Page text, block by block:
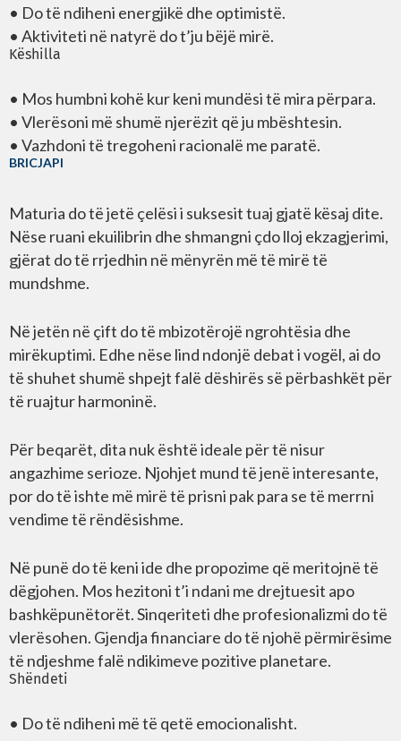
• Do të ndiheni energjikë dhe optimistë.
• Aktiviteti në natyrë do t’ju bëjë mirë.
Këshilla
• Mos humbni kohë kur keni mundësi të mira përpara.
• Vlerësoni më shumë njerëzit që ju mbështesin.
• Vazhdoni të tregoheni racionalë me paratë.
BRICJAPI
Maturia do të jetë çelësi i suksesit tuaj gjatë kësaj dite.
Nëse ruani ekuilibrin dhe shmangni çdo lloj ekzagjerimi,
gjërat do të rrjedhin në mënyrën më të mirë të
mundshme.
Në jetën në çift do të mbizotërojë ngrohtësia dhe
mirëkuptimi. Edhe nëse lind ndonjë debat i vogël, ai do
të shuhet shumë shpejt falë dëshirës së përbashkët për
të ruajtur harmoninë.
Për beqarët, dita nuk është ideale për të nisur
angazhime serioze. Njohjet mund të jenë interesante,
por do të ishte më mirë të prisni pak para se të merrni
vendime të rëndësishme.
Në punë do të keni ide dhe propozime që meritojnë të
dëgjohen. Mos hezitoni t’i ndani me drejtuesit apo
bashkëpunëtorët. Sinqeriteti dhe profesionalizmi do të
vlerësohen. Gjendja financiare do të njohë përmirësime
të ndjeshme falë ndikimeve pozitive planetare.
Shëndeti
• Do të ndiheni më të qetë emocionalisht.